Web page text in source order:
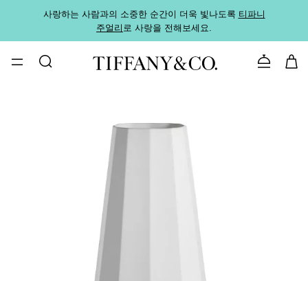
사랑하는 사람과의 소중한 순간이 더욱 빛나도록 티파니
주얼리로 사랑을 전해보세요.
문의하기